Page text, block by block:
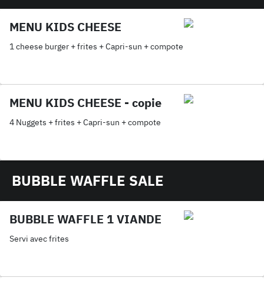
MENU KIDS CHEESE
1 cheese burger + frites + Capri-sun + compote
MENU KIDS CHEESE - copie
4 Nuggets + frites + Capri-sun + compote
BUBBLE WAFFLE SALE
BUBBLE WAFFLE 1 VIANDE
Servi avec frites